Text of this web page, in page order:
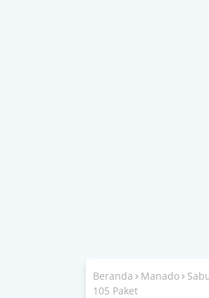
Beranda Manado
105 Paket